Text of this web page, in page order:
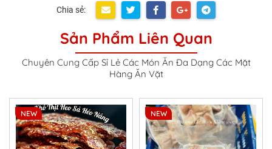
Chia sẻ:
Sản Phẩm Liên Quan
Chuyên Cung Cấp Sỉ Lẻ Các Món Ăn Đa Dạng Các Mặt
Hàng Ăn Vặt
NEW NEW